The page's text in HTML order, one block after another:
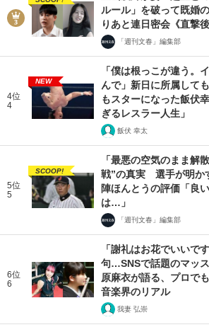
ルール」を破って既婚
りあと連日密会《直撃
「週刊文春」編集部
4位
4
NEW
「僕は根っこが違う。
んで」新日に所属して
もスターになった飯伏
ぎるレスラー人生」
飯伏 幸太
5位
5
SCOOP!
「最悪の空気のまま解
戦”の真実 選手が明か
陣ほんとうの評価「良
は…」
「週刊文春」編集部
6位
6
「謝礼はお花でいいで
句…SNSで話題のマッ
原麻衣が語る、プロで
音楽界のリアル
我妻 弘崇